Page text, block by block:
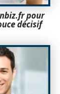
pour
décisif